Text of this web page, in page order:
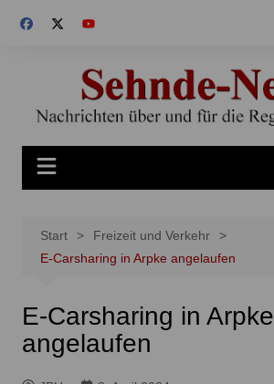
Inhalt
Start
Freizeit und Verkehr
E-Carsharing in Arpke angelaufen
E-Carsharing in Arpke
angelaufen